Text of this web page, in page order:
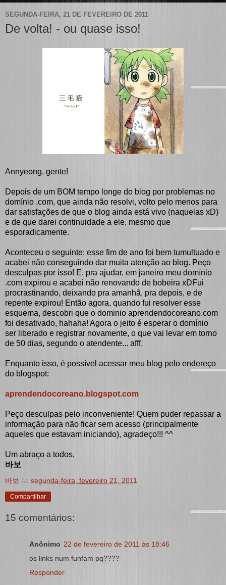
SEGUNDA-FEIRA, 21 DE FEVEREIRO DE 2011
De volta! - ou quase isso!
Annyeong, gente!
Depois de um BOM tempo longe do blog por problemas no
domínio .com, que ainda não resolvi, volto pelo menos para
dar satisfações de que o blog ainda está vivo (naquelas xD)
e de que darei continuidade a ele, mesmo que
esporadicamente.
Aconteceu o seguinte: esse fim de ano foi bem tumultuado e
acabei não conseguindo dar muita atenção ao blog. Peço
desculpas por isso! E, pra ajudar, em janeiro meu domínio
.com expirou e acabei não renovando de bobeira xDFui
procrastinando, deixando pra amanhã, pra depois, e de
repente expirou! Então agora, quando fui resolver esse
esquema, descobri que o dominio aprendendocoreano.com
foi desativado, hahaha! Agora o jeito é esperar o domínio
ser liberado e registrar novamente, o que vai levar em torno
de 50 dias, segundo o atendente... afff.
Enquanto isso, é possível acessar meu blog pelo endereço
do blogspot:
aprendendocoreano.blogspot.com
Peço desculpas pelo inconveniente! Quem puder repassar a
informação para não ficar sem acesso (principalmente
aqueles que estavam iniciando), agradeço!!! ^^
Um abraço a todos,
바보
바보 às segunda-feira, fevereiro 21, 2011
Compartilhar
15 comentários:
Anônimo 22 de fevereiro de 2011 às 18:46
os links num funfam pq????
Responder